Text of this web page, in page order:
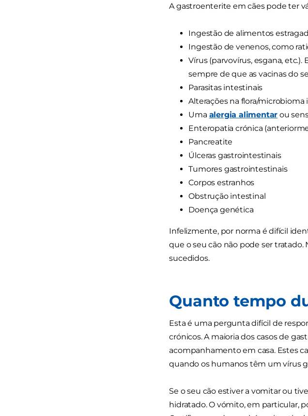
A gastroenterite em cães pode ter
Ingestão de alimentos
Ingestão de venenos, como
Vírus (parvovírus, esgana,
sempre de que as vacinas do
Parasitas intestinais
Alterações na flora/microbioma
Uma alergia alimentar ou
Enteropatia crónica
Pancreatite
Úlceras gastrointestinais
Tumores gastrointestinais
Corpos estranhos
Obstrução intestinal
Doença genética
Infelizmente, por norma é difícil
que o seu cão não pode ser
sucedidos.
Quanto tempo
Esta é uma pergunta difícil de
crónicos. A maioria dos casos de
acompanhamento em casa. Estes
quando os humanos têm um vírus
Se o seu cão estiver a vomitar ou
hidratado. O vómito, em particular,